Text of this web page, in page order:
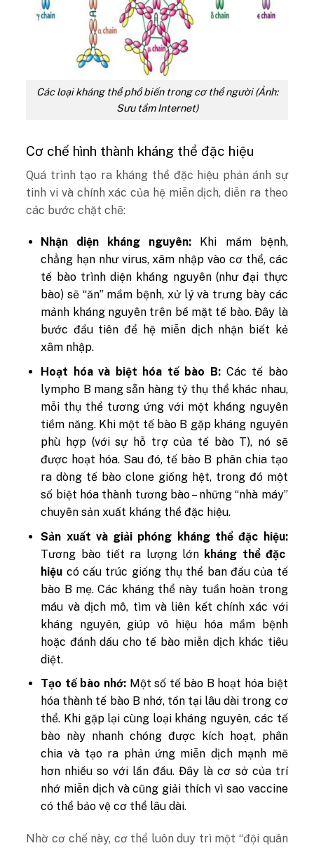
Các loại kháng thể phổ biến trong cơ thể người (Ảnh:
Sưu tầm Internet)
Cơ chế hình thành kháng thể đặc hiệu
Quá trình tạo ra kháng thể đặc hiệu phản ánh sự
tinh vi và chính xác của hệ miễn dịch, diễn ra theo
các bước chặt chẽ:
Nhận diện kháng nguyên: Khi mầm bệnh,
chẳng hạn như virus, xâm nhập vào cơ thể, các
tế bào trình diện kháng nguyên (như đại thực
bào) sẽ “ăn” mầm bệnh, xử lý và trưng bày các
mảnh kháng nguyên trên bề mặt tế bào. Đây là
bước đầu tiên để hệ miễn dịch nhận biết kẻ
xâm nhập.
Hoạt hóa và biệt hóa tế bào B:Các tế bào
lympho B mang sẵn hàng tỷ thụ thể khác nhau,
mỗi thụ thể tương ứng với một kháng nguyên
tiềm năng. Khi một tế bào B gặp kháng nguyên
phù hợp (với sự hỗ trợ của tế bào T), nó sẽ
được hoạt hóa. Sau đó, tế bào B phân chia tạo
ra dòng tế bào clone giống hệt, trong đó một
số biệt hóa thành tương bào – những “nhà máy”
chuyên sản xuất kháng thể đặc hiệu.
Sản xuất và giải phóng kháng thể đặc hiệu:
Tương bào tiết ra lượng lớn kháng thể đặc
hiệu có cấu trúc giống thụ thể ban đầu của tế
bào B mẹ. Các kháng thể này tuần hoàn trong
máu và dịch mô, tìm và liên kết chính xác với
kháng nguyên, giúp vô hiệu hóa mầm bệnh
hoặc đánh dấu cho tế bào miễn dịch khác tiêu
diệt.
Tạo tế bào nhớ:Một số tế bào B hoạt hóa biệt
hóa thành tế bào B nhớ, tồn tại lâu dài trong cơ
thể. Khi gặp lại cùng loại kháng nguyên, các tế
bào này nhanh chóng được kích hoạt, phân
chia và tạo ra phản ứng miễn dịch mạnh mẽ
hơn nhiều so với lần đầu. Đây là cơ sở của trí
nhớ miễn dịch và cũng giải thích vì sao vaccine
có thể bảo vệ cơ thể lâu dài.
Nhờ cơ chế này, cơ thể luôn duy trì một “đội quân